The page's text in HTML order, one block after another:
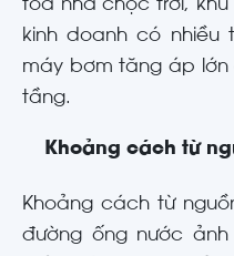
tòa nhà chọc trời,
kinh doanh có
máy bơm tăng áp lớn
tầng.
Khoảng cách từ
Khoảng cách từ
đường ống nước